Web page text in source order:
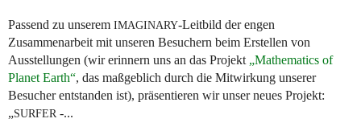
Passend zu unserem IMAGINARY-Leitbild der engen
Zusammenarbeit mit unseren Besuchern beim Erstellen von
Ausstellungen (wir erinnern uns an das Projekt „Mathematics of
Planet Earth“, das maßgeblich durch die Mitwirkung unserer
Besucher entstanden ist), präsentieren wir unser neues Projekt:
„SURFER -...